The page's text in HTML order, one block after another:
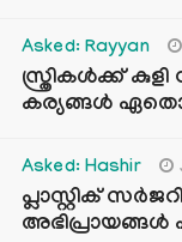
Asked: Rayyan
സ്ത്രികൾക്ക്
കര്യങ്ങൾ
Asked: Hashir
പ്ലാസ്റ്റിക്